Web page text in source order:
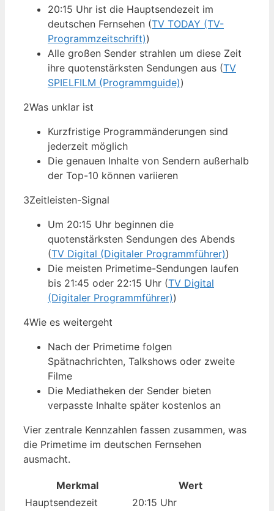
20:15 Uhr ist die Hauptsendezeit im
deutschen Fernsehen (TV TODAY (TV-
Programmzeitschrift))
Alle großen Sender strahlen um diese Zeit
ihre quotenstärksten Sendungen aus (TV
SPIELFILM (Programmguide))
2Was unklar ist
Kurzfristige Programmänderungen sind
jederzeit möglich
Die genauen Inhalte von Sendern außerhalb
der Top-10 können variieren
3Zeitleisten-Signal
Um 20:15 Uhr beginnen die
quotenstärksten Sendungen des Abends
(TV Digital (Digitaler Programmführer))
Die meisten Primetime-Sendungen laufen
bis 21:45 oder 22:15 Uhr (TV Digital
(Digitaler Programmführer))
4Wie es weitergeht
Nach der Primetime folgen
Spätnachrichten, Talkshows oder zweite
Filme
Die Mediatheken der Sender bieten
verpasste Inhalte später kostenlos an
Vier zentrale Kennzahlen fassen zusammen, was
die Primetime im deutschen Fernsehen
ausmacht.
Merkmal
Wert
Hauptsendezeit
20:15 Uhr